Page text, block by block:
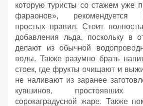
которую туристы со стажем уже
фараонов», рекомендуется
простых правил. Стоит
добавления льда, поскольку в
делают из обычной
воды. Также разумно брать
стоек, где фрукты очищают и
не наливают из заранее
кувшинов,
сорокаградусной жаре. Также